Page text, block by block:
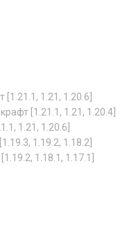
1.21, 1.20.6]
[1.21.1, 1.21, 1.20.4]
1.21, 1.20.6]
1.19.2, 1.18.2]
1.18.1, 1.17.1]